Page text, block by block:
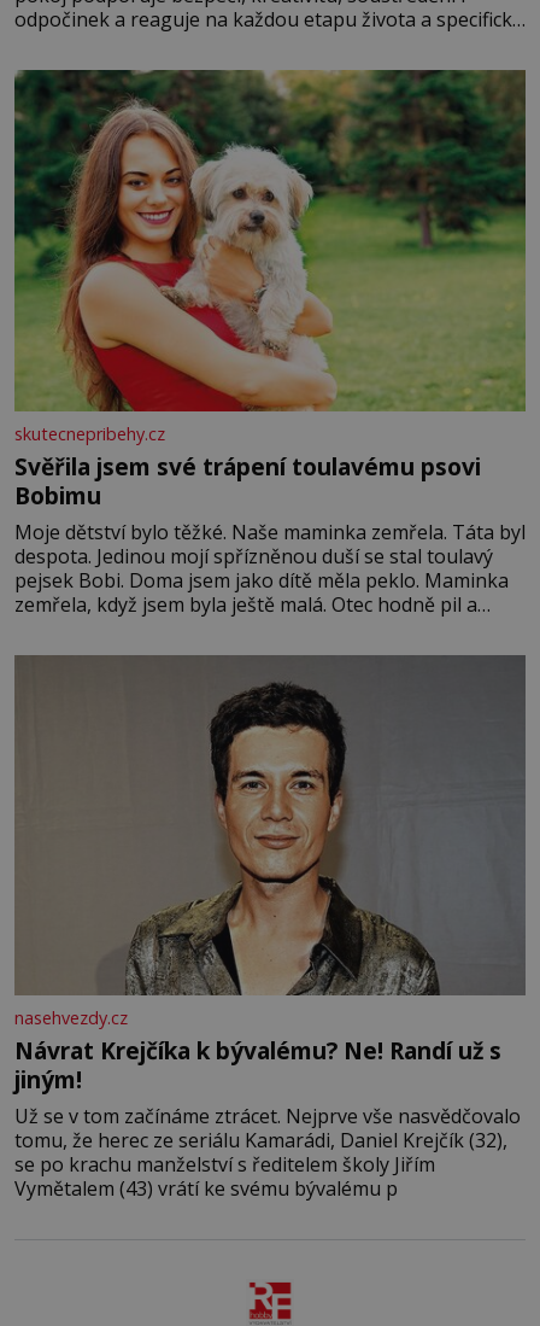
odpočinek a reaguje na každou etapu života a specifické
měkkost a bezpečí, proto by pokoj miminka měl působit
především klidně a útulně. Předškolní věk je
skutecnepribehy.cz
Svěřila jsem své trápení toulavému psovi
Bobimu
Moje dětství bylo těžké. Naše maminka zemřela. Táta byl
despota. Jedinou mojí spřízněnou duší se stal toulavý
pejsek Bobi. Doma jsem jako dítě měla peklo. Maminka
zemřela, když jsem byla ještě malá. Otec hodně pil a
chodila do školy u nás na vesnici. Měli mě tam rádi,
nasehvezdy.cz
Návrat Krejčíka k bývalému? Ne! Randí už s
jiným!
Už se v tom začínáme ztrácet. Nejprve vše nasvědčovalo
tomu, že herec ze seriálu Kamarádi, Daniel Krejčík (32),
se po krachu manželství s ředitelem školy Jiřím
Vymětalem (43) vrátí ke svému bývalému p